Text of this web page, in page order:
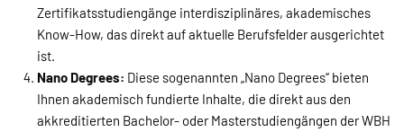
Zertifikatsstudiengänge interdisziplinäres, akademisches
Know-How, das direkt auf aktuelle Berufsfelder ausgerichtet
ist.
Nano Degrees: Diese sogenannten „Nano Degrees“ bieten
Ihnen akademisch fundierte Inhalte, die direkt aus den
akkreditierten Bachelor- oder Masterstudiengängen der WBH